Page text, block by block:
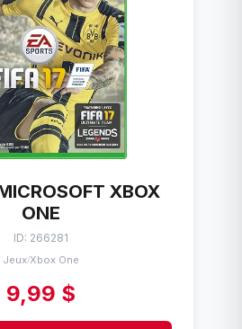
XBOX
ONE
ID: 266281
Jeux/Xbox One
9,99 $